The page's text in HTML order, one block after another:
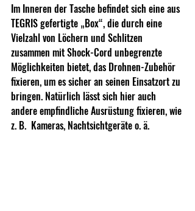
Im Inneren der Tasche befindet sich eine aus
TEGRIS gefertigte „Box“, die durch eine
Vielzahl von Löchern und Schlitzen
zusammen mit Shock-Cord unbegrenzte
Möglichkeiten bietet, das Drohnen-Zubehör
fixieren, um es sicher an seinen Einsatzort zu
bringen. Natürlich lässt sich hier auch
andere empfindliche Ausrüstung fixieren, wie
z. B.  Kameras, Nachtsichtgeräte o. ä.